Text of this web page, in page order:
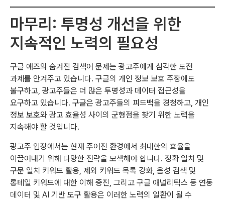
마무리: 투명성 개선을 위한
지속적인 노력의 필요성
구글 애즈의 숨겨진 검색어 문제는 광고주에게 심각한 도전
과제를 안겨주고 있습니다. 구글의 개인 정보 보호 주장에도
불구하고, 광고주들은 더 많은 투명성과 데이터 접근성을
요구하고 있습니다. 구글은 광고주들의 피드백을 경청하고, 개인
정보 보호와 광고 효율성 사이의 균형점을 찾기 위한 노력을
지속해야 할 것입니다.
광고주 입장에서는 현재 주어진 환경에서 최대한의 효율을
이끌어내기 위해 다양한 전략을 모색해야 합니다. 정확 일치 및
구문 일치 키워드 활용, 제외 키워드 목록 강화, 음성 검색 및
롱테일 키워드에 대한 이해 증진, 그리고 구글 애널리틱스 등 연동
데이터 및 AI 기반 도구 활용은 이러한 노력의 일환이 될 수